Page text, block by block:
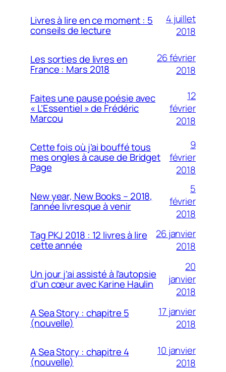
Livres à lire en ce moment : 5
conseils de lecture
4 juillet
2018
Les sorties de livres en
France : Mars 2018
26 février
2018
Faites une pause poésie avec
« L’Essentiel » de Frédéric
Marcou
12
février
2018
Cette fois où j’ai bouffé tous
mes ongles à cause de Bridget
Page
9
février
2018
New year, New Books – 2018,
l’année livresque à venir
5
février
2018
Tag PKJ 2018 : 12 livres à lire
cette année
26 janvier
2018
Un jour j’ai assisté à l’autopsie
d’un cœur avec Karine Haulin
20
janvier
2018
A Sea Story : chapitre 5
(nouvelle)
17 janvier
2018
A Sea Story : chapitre 4
(nouvelle)
10 janvier
2018